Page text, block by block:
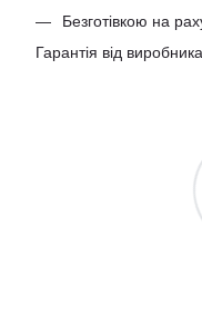
Безготівкою на
Гарантія від